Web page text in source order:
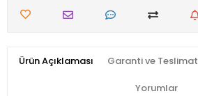
Ürün Açıklaması Garanti ve Teslimat
Yorumlar